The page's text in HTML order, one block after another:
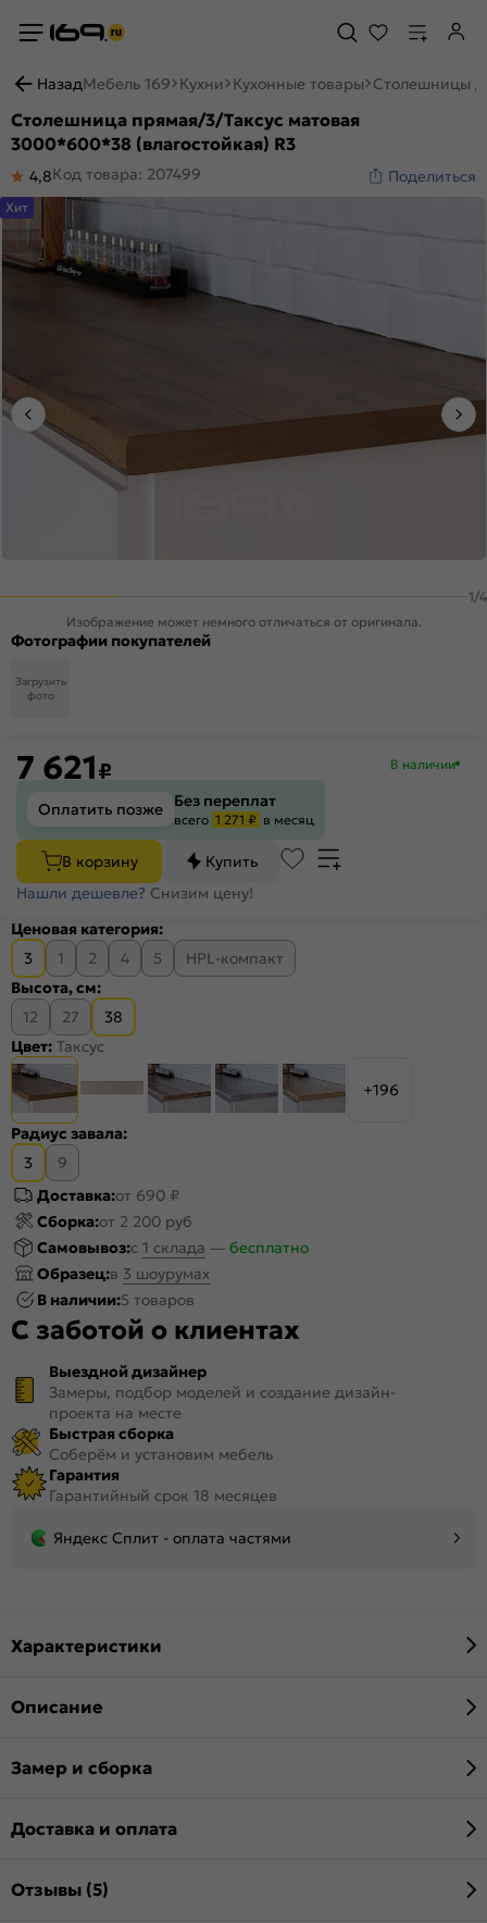
НазадМебель 169 Кухни Кухонные товары Столешницы
Столешница прямая/3/Таксус матовая
3000*600*38 (влагостойкая) R3
4,8Код товара: 207499 Поделиться
1/4
Хит
Изображение может немного отличаться от оригинала.
Фотографии покупателей
Загрузить
фото
7 621₽ В наличии
Оплатить позже Без переплат
всего 1 271 ₽ в месяц
В корзину
Купить
Нашли дешевле? Снизим цену!
Ценовая категория:
3
1 2 4 5
HPL-компакт
Высота, см:
12
27
38
Цвет: Таксус
+196
Радиус завала:
3
9
Доставка:от 690 ₽
Сборка:от 2 200 руб
Самовывоз:c 1 склада — бесплатно
Образец:в 3 шоурумах
В наличии:5 товаров
С заботой о клиентах
Выездной дизайнер
Замеры, подбор моделей и создание дизайн-
проекта на месте
Быстрая сборка
Соберём и установим мебель
Гарантия
Гарантийный срок 18 месяцев
Яндекс Сплит - оплата частями
Характеристики
Описание
Замер и сборка
Доставка и оплата
Отзывы (5)